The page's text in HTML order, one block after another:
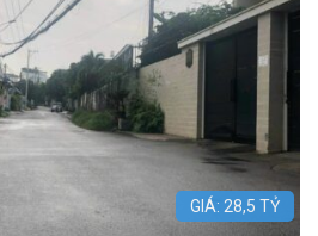
GIÁ: 28,5 TỶ